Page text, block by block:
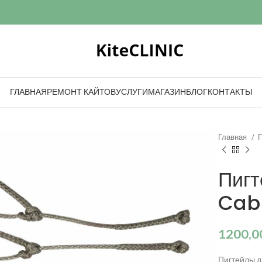
ГЛАВНАЯРЕМОНТ КАЙТОВУСЛУГИМАГАЗИНБЛОГКОНТАКТЫ
Главная
Пигтейлы